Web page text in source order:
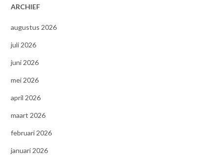
ARCHIEF
augustus 2026
juli 2026
juni 2026
mei 2026
april 2026
maart 2026
februari 2026
januari 2026